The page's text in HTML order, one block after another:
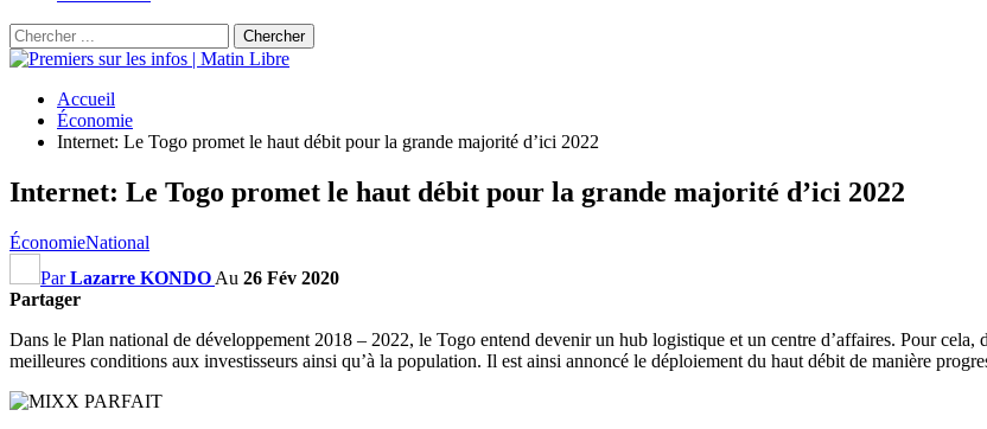
Accueil
Économie
Internet: Le Togo promet le haut débit pour la grande majorité d’ici 2022
Internet: Le Togo promet le haut débit pour la grande majorité d’ici 2022
ÉconomieNational
ParLazarre KONDO Au 26 Fév 2020
Partager
Dans le Plan national de développement 2018 – 2022, le Togo entend devenir un hub logistique et un centre d’affaires. Pour
meilleures conditions aux investisseurs ainsi qu’à la population. Il est ainsi annoncé le déploiement du haut débit de manière